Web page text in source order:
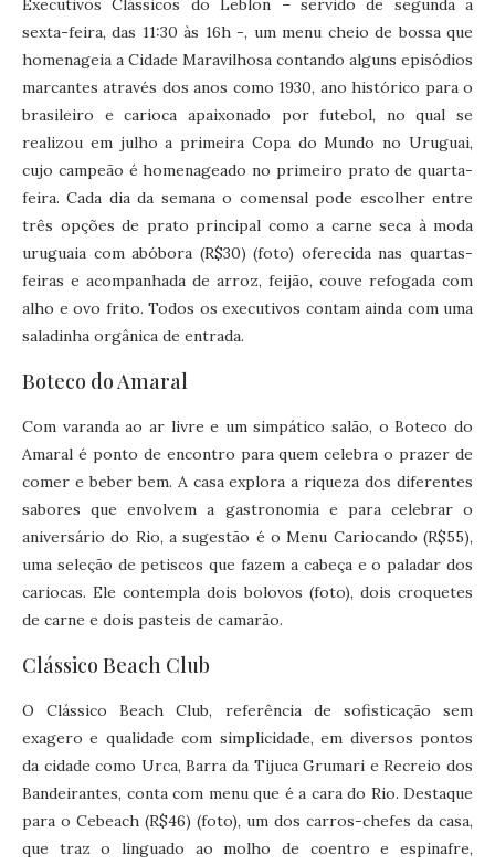
Executivos Clássicos do Leblon – servido de segunda a
sexta-feira, das 11:30 às 16h -, um menu cheio de bossa que
homenageia a Cidade Maravilhosa contando alguns episódios
marcantes através dos anos como 1930, ano histórico para o
brasileiro e carioca apaixonado por futebol, no qual se
realizou em julho a primeira Copa do Mundo no Uruguai,
cujo campeão é homenageado no primeiro prato de quarta-
feira. Cada dia da semana o comensal pode escolher entre
três opções de prato principal como a carne seca à moda
uruguaia com abóbora (R$30) (foto) oferecida nas quartas-
feiras e acompanhada de arroz, feijão, couve refogada com
alho e ovo frito. Todos os executivos contam ainda com uma
saladinha orgânica de entrada.
Boteco do Amaral
Com varanda ao ar livre e um simpático salão, o Boteco do
Amaral é ponto de encontro para quem celebra o prazer de
comer e beber bem. A casa explora a riqueza dos diferentes
sabores que envolvem a gastronomia e para celebrar o
aniversário do Rio, a sugestão é o Menu Cariocando (R$55),
uma seleção de petiscos que fazem a cabeça e o paladar dos
cariocas. Ele contempla dois bolovos (foto), dois croquetes
de carne e dois pasteis de camarão.
Clássico Beach Club
O Clássico Beach Club, referência de sofisticação sem
exagero e qualidade com simplicidade, em diversos pontos
da cidade como Urca, Barra da Tijuca Grumari e Recreio dos
Bandeirantes, conta com menu que é a cara do Rio. Destaque
para o Cebeach (R$46) (foto), um dos carros-chefes da casa,
que traz o linguado ao molho de coentro e espinafre,